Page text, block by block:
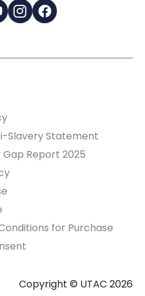
InstagramFacebook
Slavery Statement
Report 2025
for Purchase
Copyright © UTAC 2026